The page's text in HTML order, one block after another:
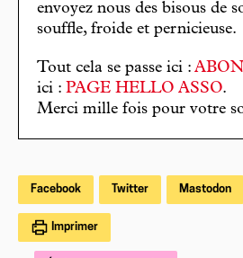
envoyez nous des bisous de
souffle, froide et pernicieuse.
Tout cela se passe ici :
ici : PAGE HELLO ASSO.
Merci mille fois pour votre
Facebook Twitter Mastodon
Imprimer